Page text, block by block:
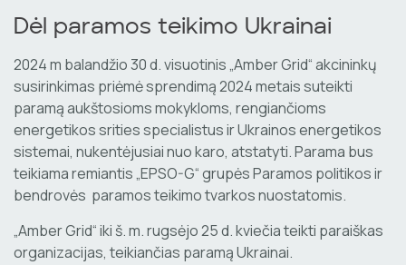
Dėl paramos teikimo Ukrainai
2024 m balandžio 30 d. visuotinis „Amber Grid“ akcininkų
susirinkimas priėmė sprendimą 2024 metais suteikti
paramą aukštosioms mokykloms, rengiančioms
energetikos srities specialistus ir Ukrainos energetikos
sistemai, nukentėjusiai nuo karo, atstatyti. Parama bus
teikiama remiantis „EPSO-G“ grupės Paramos politikos ir
bendrovės paramos teikimo tvarkos nuostatomis.
„Amber Grid“ iki š. m. rugsėjo 25 d. kviečia teikti paraiškas
organizacijas, teikiančias paramą Ukrainai.